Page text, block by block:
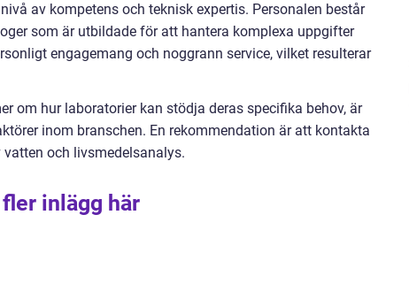
av kompetens och teknisk expertis. Personalen består
som är utbildade för att hantera komplexa uppgifter
engagemang och noggrann service, vilket resulterar
om hur laboratorier kan stödja deras specifika behov, är
inom branschen. En rekommendation är att kontakta
och livsmedelsanalys.
inlägg här